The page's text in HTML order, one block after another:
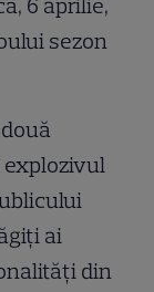
6 aprilie,
sezon
explozivul
ai
din